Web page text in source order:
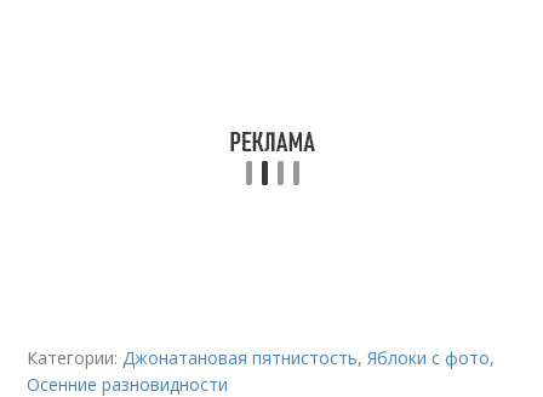
Категории:Джонатановая пятнистость,Яблоки с фото,
Осенние разновидности